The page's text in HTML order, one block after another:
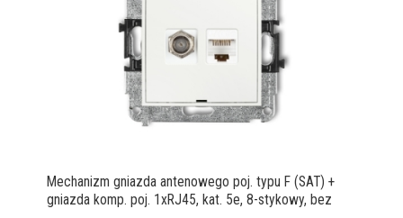
Mechanizm gniazda antenowego poj. typu F (SAT) +
gniazda komp. poj. 1xRJ45, kat. 5e, 8-stykowy, bez